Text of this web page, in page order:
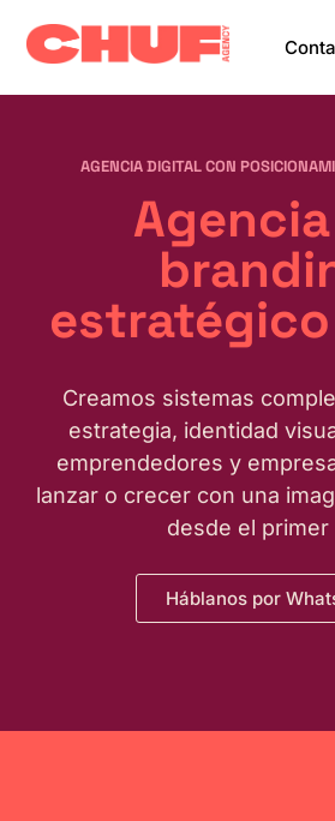
AGENCIA DIGITAL CON
Creamos sistemas
estrategia, identidad
emprendedores y
lanzar o crecer con una
desde el primer
Háblanos por